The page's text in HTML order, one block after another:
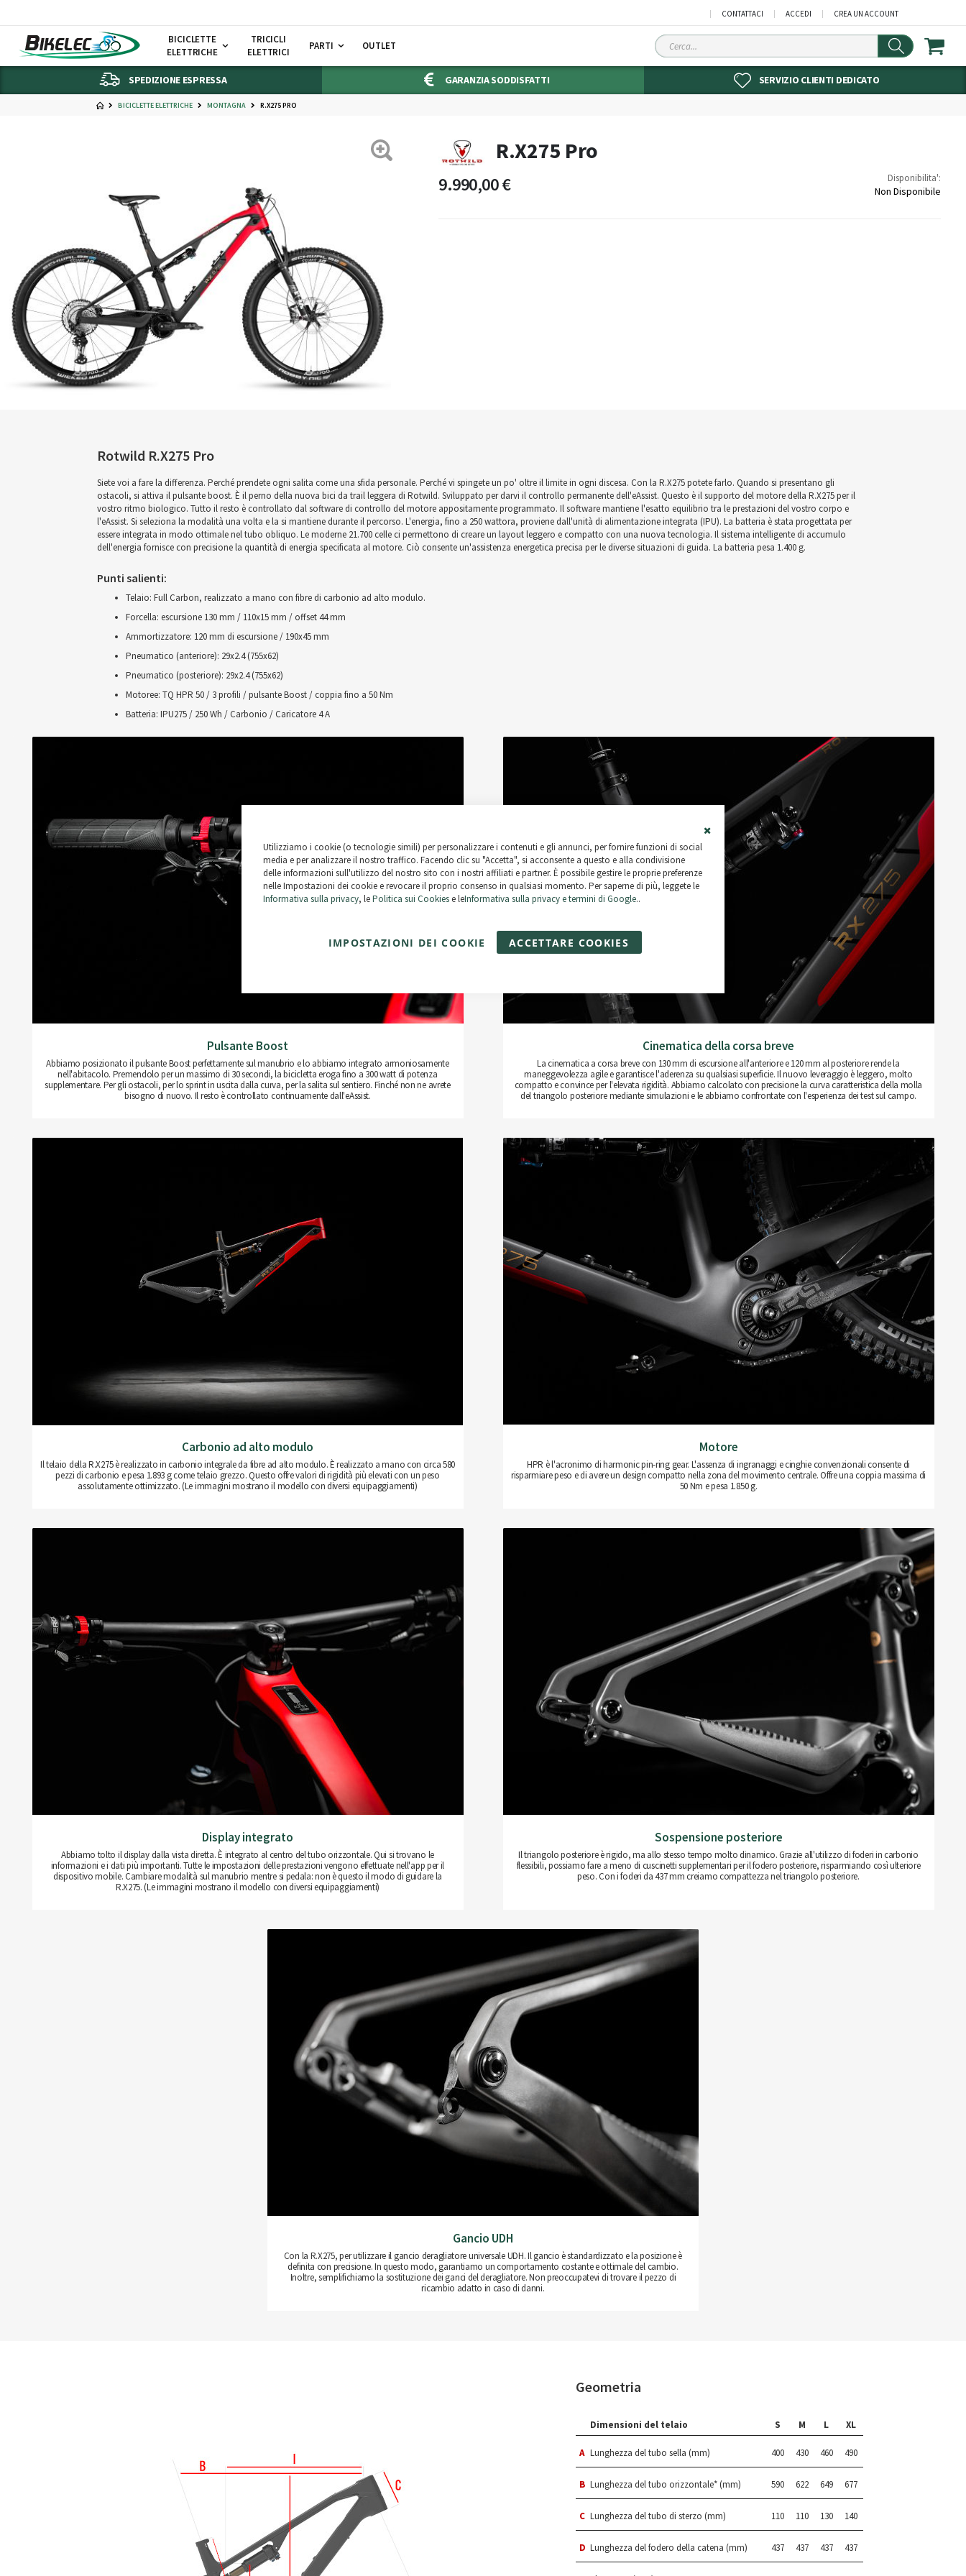
Close
Cookie
Utilizziamo i cookie (o tecnologie simili) per personalizzare i contenuti e gli annunci, per fornire funzioni di social
media e per analizzare il nostro traffico. Facendo clic su "Accetta", si acconsente a questo e alla condivisione
delle informazioni sull'utilizzo del nostro sito con i nostri affiliati e partner. È possibile gestire le proprie preferenze
nelle Impostazioni dei cookie e revocare il proprio consenso in qualsiasi momento. Per saperne di più, leggete le
Informativa sulla privacy, lePolitica sui Cookiese leInformativa sulla privacy e termini di Google..
ACCETTARE COOKIES
IMPOSTAZIONI DEI COOKIE
CONTATTACI ACCEDI CREA UN ACCOUNT
BICICLETTE
ELETTRICHE
TRICICLI
ELETTRICI
PARTI OUTLET Cerca
SPEDIZIONE ESPRESSA GARANZIA SODDISFATTI SERVIZIO CLIENTI DEDICATO
BICICLETTE ELETTRICHE MONTAGNA R.X275 PRO
R.X275 Pro
9.990,00 € Disponibilita':
Non Disponibile
Rotwild R.X275 Pro
Siete voi a fare la differenza. Perché prendete ogni salita come una sfida personale. Perché vi spingete un po' oltre il limite in ogni discesa. Con la R.X275 potete farlo. Quando si presentano gli
ostacoli, si attiva il pulsante boost. È il perno della nuova bici da trail leggera di Rotwild. Sviluppato per darvi il controllo permanente dell'eAssist. Questo è il supporto del motore della R.X275 per il
vostro ritmo biologico. Tutto il resto è controllato dal software di controllo del motore appositamente programmato. Il software mantiene l'esatto equilibrio tra le prestazioni del vostro corpo e
l'eAssist. Si seleziona la modalità una volta e la si mantiene durante il percorso. L'energia, fino a 250 wattora, proviene dall'unità di alimentazione integrata (IPU). La batteria è stata progettata per
essere integrata in modo ottimale nel tubo obliquo. Le moderne 21.700 celle ci permettono di creare un layout leggero e compatto con una nuova tecnologia. Il sistema intelligente di accumulo
dell'energia fornisce con precisione la quantità di energia specificata al motore. Ciò consente un'assistenza energetica precisa per le diverse situazioni di guida. La batteria pesa 1.400 g.
Punti salienti:
Telaio: Full Carbon, realizzato a mano con fibre di carbonio ad alto modulo.
Forcella: escursione 130 mm / 110x15 mm / offset 44 mm
Ammortizzatore: 120 mm di escursione / 190x45 mm
Pneumatico (anteriore): 29x2.4 (755x62)
Pneumatico (posteriore): 29x2.4 (755x62)
Motoree: TQ HPR 50 / 3 profili / pulsante Boost / coppia fino a 50 Nm
Batteria: IPU275 / 250 Wh / Carbonio / Caricatore 4 A
Pulsante Boost
Abbiamo posizionato il pulsante Boost perfettamente sul manubrio e lo abbiamo integrato armoniosamente
nell'abitacolo. Premendolo per un massimo di 30 secondi, la bicicletta eroga fino a 300 watt di potenza
supplementare. Per gli ostacoli, per lo sprint in uscita dalla curva, per la salita sul sentiero. Finché non ne avrete
bisogno di nuovo. Il resto è controllato continuamente dall'eAssist.
Cinematica della corsa breve
La cinematica a corsa breve con 130 mm di escursione all'anteriore e 120 mm al posteriore rende la
maneggevolezza agile e garantisce l'aderenza su qualsiasi superficie. Il nuovo leveraggio è leggero, molto
compatto e convince per l'elevata rigidità. Abbiamo calcolato con precisione la curva caratteristica della molla
del triangolo posteriore mediante simulazioni e le abbiamo confrontate con l'esperienza dei test sul campo.
Carbonio ad alto modulo
Il telaio della R.X275 è realizzato in carbonio integrale da fibre ad alto modulo. È realizzato a mano con circa 580
pezzi di carbonio e pesa 1.893 g come telaio grezzo. Questo offre valori di rigidità più elevati con un peso
assolutamente ottimizzato. (Le immagini mostrano il modello con diversi equipaggiamenti)
Motore
HPR è l'acronimo di harmonic pin-ring gear. L'assenza di ingranaggi e cinghie convenzionali consente di
risparmiare peso e di avere un design compatto nella zona del movimento centrale. Offre una coppia massima di
50 Nm e pesa 1.850 g.
Display integrato
Abbiamo tolto il display dalla vista diretta. È integrato al centro del tubo orizzontale. Qui si trovano le
informazioni e i dati più importanti. Tutte le impostazioni delle prestazioni vengono effettuate nell'app per il
dispositivo mobile. Cambiare modalità sul manubrio mentre si pedala: non è questo il modo di guidare la
R.X275. (Le immagini mostrano il modello con diversi equipaggiamenti)
Sospensione posteriore
Il triangolo posteriore è rigido, ma allo stesso tempo molto dinamico. Grazie all'utilizzo di foderi in carbonio
flessibili, possiamo fare a meno di cuscinetti supplementari per il fodero posteriore, risparmiando così ulteriore
peso. Con i foderi da 437 mm creiamo compattezza nel triangolo posteriore.
Gancio UDH
Con la R.X275, per utilizzare il gancio deragliatore universale UDH. Il gancio è standardizzato e la posizione è
definita con precisione. In questo modo, garantiamo un comportamento costante e ottimale del cambio.
Inoltre, semplifichiamo la sostituzione dei ganci del deragliatore. Non preoccupatevi di trovare il pezzo di
ricambio adatto in caso di danni.
Geometria
Dimensioni del telaio S M L XL
A Lunghezza del tubo sella (mm) 400 430 460 490
B Lunghezza del tubo orizzontale* (mm) 590 622 649 677
C Lunghezza del tubo di sterzo (mm) 110 110 130 140
D Lunghezza del fodero della catena (mm) 437 437 437 437